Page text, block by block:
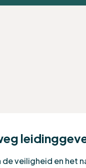
veiligheid en het